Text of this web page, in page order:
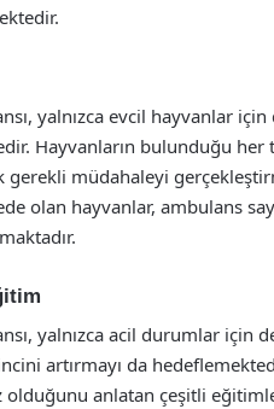
yalnızca evcil hayvanlar
Hayvanların bulunduğu
gerekli müdahaleyi
olan hayvanlar, ambulans
yalnızca acil durumlar için
artırmayı da
olduğunu anlatan çeşitli